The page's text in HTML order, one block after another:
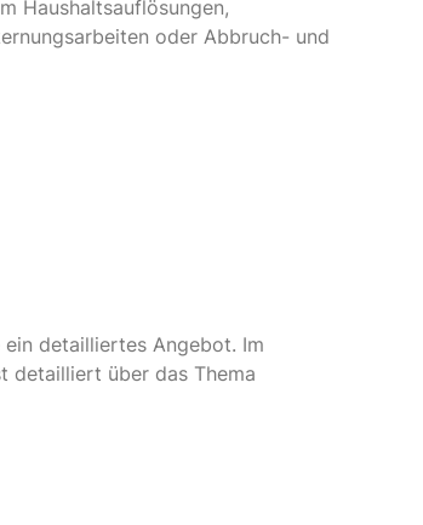
Haushaltsauflösungen,
oder Abbruch- und
detailliertes Angebot. Im
detailliert über das Thema